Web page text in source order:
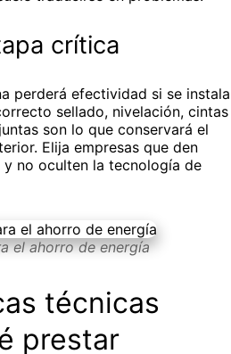
crítica
perderá efectividad si se instala
sellado, nivelación, cintas
son lo que conservará el
Elija empresas que den
no oculten la tecnología de
el ahorro de energía
técnicas
prestar